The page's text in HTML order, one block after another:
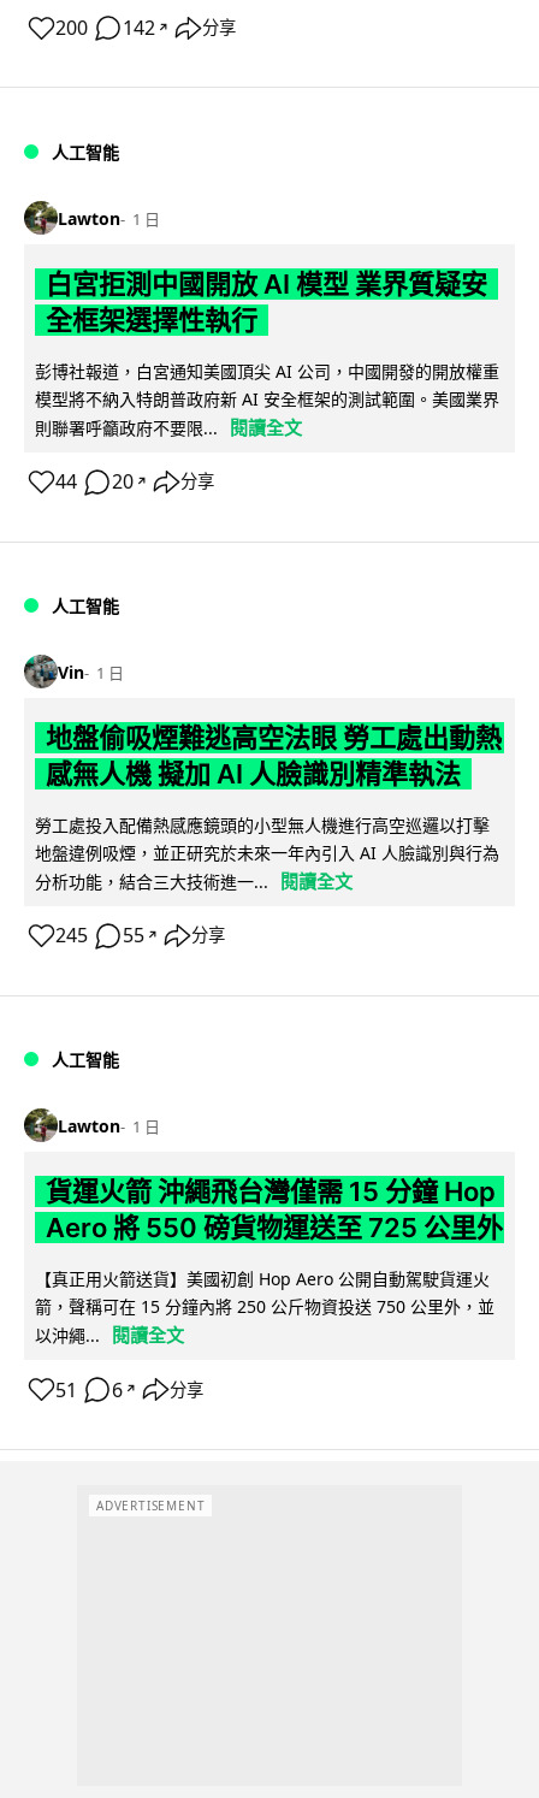
200 142 ↗ 分享
人工智能
Lawton 1 日
白宮拒測中國開放 AI 模型 業界質疑安
全框架選擇性執行
彭博社報道，白宮通知美國頂尖 AI 公司，中國開發的開放權重
模型將不納入特朗普政府新 AI 安全框架的測試範圍。美國業界
則聯署呼籲政府不要限...
閱讀全文
44 20 ↗ 分享
人工智能
Vin 1 日
地盤偷吸煙難逃高空法眼 勞工處出動熱
感無人機 擬加 AI 人臉識別精準執法
勞工處投入配備熱感應鏡頭的小型無人機進行高空巡邏以打擊
地盤違例吸煙，並正研究於未來一年內引入 AI 人臉識別與行為
分析功能，結合三大技術進一...
閱讀全文
245 55 ↗ 分享
人工智能
Lawton 1 日
貨運火箭 沖繩飛台灣僅需 15 分鐘 Hop
Aero 將 550 磅貨物運送至 725 公里外
【真正用火箭送貨】美國初創 Hop Aero 公開自動駕駛貨運火
箭，聲稱可在 15 分鐘內將 250 公斤物資投送 750 公里外，並
以沖繩...
閱讀全文
51 6 ↗ 分享
ADVERTISEMENT